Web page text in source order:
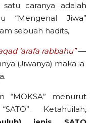
satu caranya adalah
“Mengenal Jiwa”
sebuah hadits,
‘arafa rabbahu”—
(Jiwanya) maka ia
“MOKSA” menurut
Ketahuilah,